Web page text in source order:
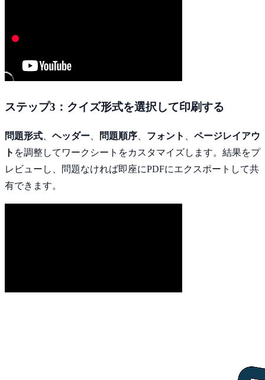
ステップ3：クイズ形式を選択して印刷する
問題形式 ヘッダー 問題順序 フォント
ページレイアウ
ト を調整してワークシートをカスタマイズします。結果をプ
レビューし、問題なければ即座にPDFにエクスポートして共
有できます。